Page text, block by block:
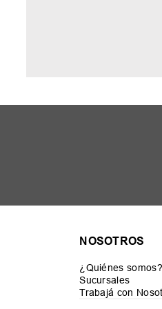
NOSOTROS
¿Quiénes somos?
Sucursales
Trabajá con